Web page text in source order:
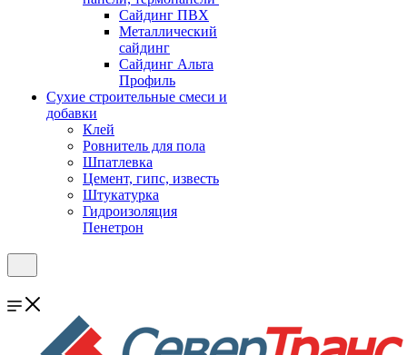
Сайдинг ПВХ
Металлический
сайдинг
Сайдинг Альта
Профиль
Сухие строительные смеси и
добавки
Клей
Ровнитель для пола
Шпатлевка
Цемент, гипс, известь
Штукатурка
Гидроизоляция
Пенетрон